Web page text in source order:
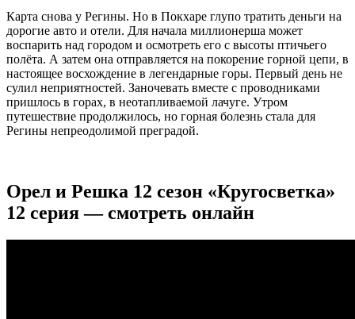
Карта снова у Регины. Но в Покхаре глупо тратить деньги на
дорогие авто и отели. Для начала миллионерша может
воспарить над городом и осмотреть его с высоты птичьего
полёта. А затем она отправляется на покорение горной цепи, в
настоящее восхождение в легендарные горы. Первый день не
сулил неприятностей. Заночевать вместе с проводниками
пришлось в горах, в неотапливаемой лачуге. Утром
путешествие продолжилось, но горная болезнь стала для
Регины непреодолимой преградой.
Орел и Решка 12 сезон «Кругосветка»
12 серия — смотреть онлайн